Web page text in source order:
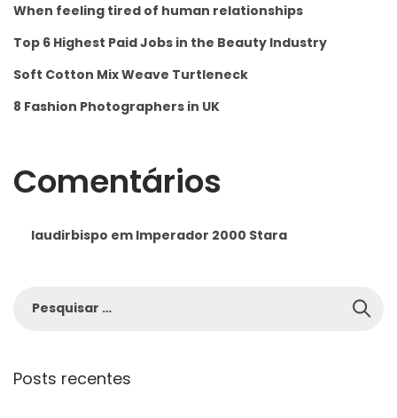
When feeling tired of human relationships
Top 6 Highest Paid Jobs in the Beauty Industry
Soft Cotton Mix Weave Turtleneck
8 Fashion Photographers in UK
Comentários
laudirbispo em Imperador 2000 Stara
Posts recentes